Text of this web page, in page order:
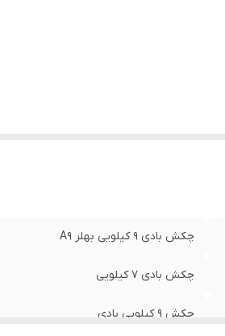
چکش بادی 9 کیلویی بهلر A9
چکش بادی 7 کیلویی
چکش 9 کیلویی بادی